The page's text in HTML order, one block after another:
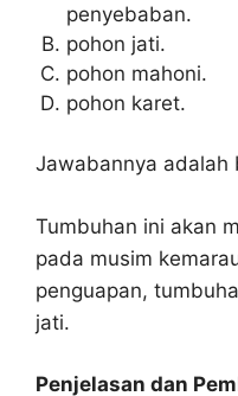
penyebaban.
pohon jati.
pohon mahoni.
pohon karet.
Jawabannya adalah
Tumbuhan ini akan
pada musim
penguapan,
jati.
Penjelasan dan